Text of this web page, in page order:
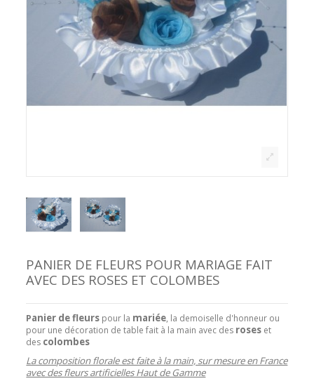
PANIER DE FLEURS POUR MARIAGE FAIT
AVEC DES ROSES ET COLOMBES
Panier de fleurs pour la mariée, la demoiselle d'honneur ou
pour une décoration de table fait à la main avec des roses et
des colombes
La composition florale est faite à la main, sur mesure en France
avec des fleurs artificielles Haut de Gamme